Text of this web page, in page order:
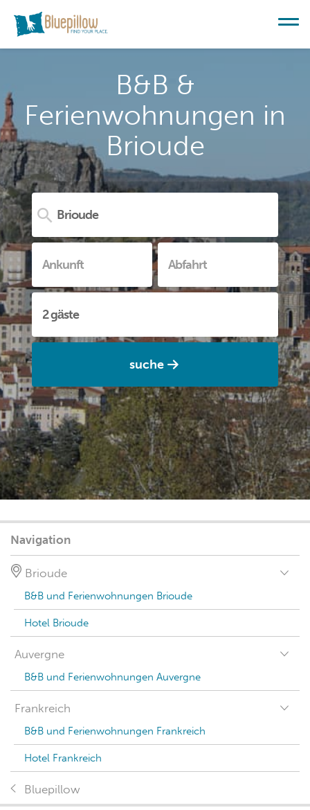
B&B &
Ferienwohnungen in
Brioude
suche
Navigation
Brioude
B&B und Ferienwohnungen Brioude
Hotel Brioude
Auvergne
B&B und Ferienwohnungen Auvergne
Frankreich
B&B und Ferienwohnungen Frankreich
Hotel Frankreich
Bluepillow